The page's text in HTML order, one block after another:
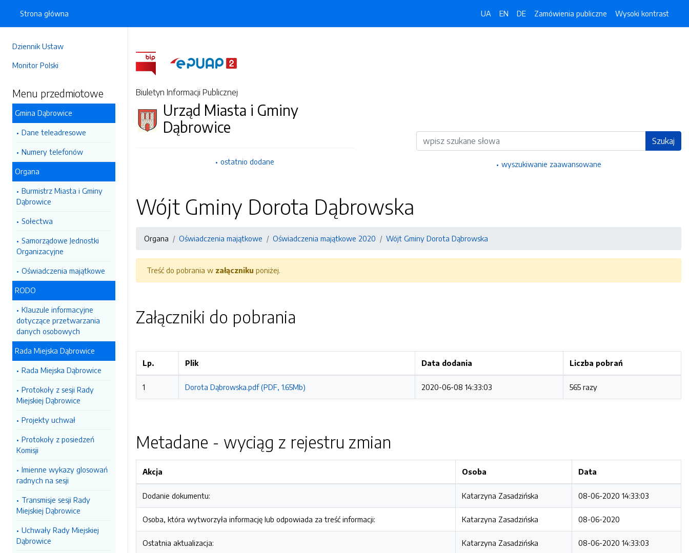
Dziennik Ustaw
Monitor Polski
Menu przedmiotowe
Gmina Dąbrowice
Dane teleadresowe
Numery telefonów
Organa
Burmistrz Miasta i Gminy
Dąbrowice
Sołectwa
Samorządowe Jednostki
Organizacyjne
Oświadczenia majątkowe
RODO
Klauzule informacyjne
dotyczące przetwarzania
danych osobowych
Rada Miejska Dąbrowice
Rada Miejska Dąbrowice
Protokoły z sesji Rady
Miejskiej Dąbrowice
Projekty uchwał
Protokoły z posiedzeń
Komisji
Imienne wykazy glosowań
radnych na sesji
Transmisje sesji Rady
Miejskiej Dąbrowice
Uchwały Rady Miejskiej
Dąbrowice
Strona główna UA EN DE Zamówienia publiczne Wysoki kontrast
Biuletyn Informacji Publicznej
Urząd Miasta i Gminy
Dąbrowice
ostatnio dodane
Wyszukiwarka Szukaj
wyszukiwanie zaawansowane
Wójt Gminy Dorota Dąbrowska
Organa Oświadczenia majątkowe Oświadczenia majątkowe 2020 Wójt Gminy Dorota Dąbrowska
Treść do pobrania w załączniku poniżej.
Załączniki do pobrania
Lp. Plik Data dodania Liczba pobrań
1 Dorota Dąbrowska.pdf (PDF, 1.65Mb) 2020-06-08 14:33:03 565 razy
Metadane - wyciąg z rejestru zmian
Akcja Osoba Data
Dodanie dokumentu: Katarzyna Zasadzińska 08-06-2020 14:33:03
Osoba, która wytworzyła informację lub odpowiada za treść informacji: Katarzyna Zasadzińska 08-06-2020
Ostatnia aktualizacja: Katarzyna Zasadzińska 08-06-2020 14:33:03